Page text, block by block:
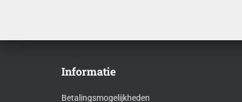
Informatie
Betalingsmogelijkheden